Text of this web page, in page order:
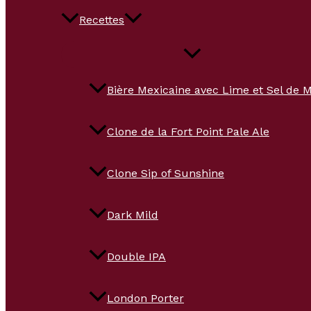
Recettes
Bière Mexicaine avec Lime et Sel de
Clone de la Fort Point Pale Ale
Clone Sip of Sunshine
Dark Mild
Double IPA
London Porter